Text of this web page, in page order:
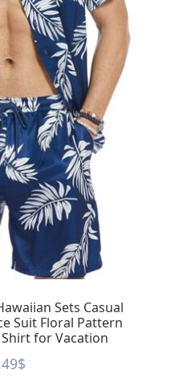
Sets Casual
Suit Floral Pattern
for Vacation
$